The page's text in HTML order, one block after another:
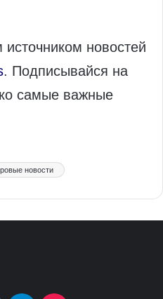
новостей
. Подписывайся на
самые важные
новости